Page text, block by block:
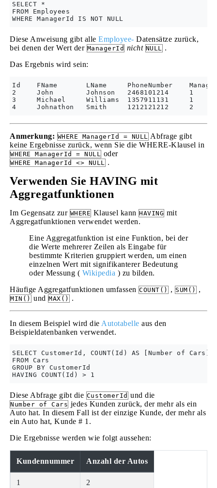
SELECT *
FROM Employees
Diese Anweisung gibt alle Employee- Datensätze zurück,
bei denen der Wert der ManagerId nicht NULL .
Das Ergebnis wird sein:
Id    FName       LName     PhoneNumber
2     John        Johnson   2468101214     1
3     Michael     Williams  1357911131     1
Anmerkung: WHERE ManagerId = NULL Abfrage gibt
keine Ergebnisse zurück, wenn Sie die WHERE-Klausel in
WHERE ManagerId = NULL oder
WHERE ManagerId <> NULL .
Verwenden Sie HAVING mit
Aggregatfunktionen
Im Gegensatz zur WHERE Klausel kann HAVING mit
Aggregatfunktionen verwendet werden.
Eine Aggregatfunktion ist eine Funktion, bei der
die Werte mehrerer Zeilen als Eingabe für
bestimmte Kriterien gruppiert werden, um einen
einzelnen Wert mit signifikanterer Bedeutung
oder Messung ( Wikipedia ) zu bilden.
Häufige Aggregatfunktionen umfassen COUNT() , SUM() ,
MIN() und MAX() .
In diesem Beispiel wird die Autotabelle aus den
Beispieldatenbanken verwendet.
SELECT CustomerId, COUNT(Id) AS [Number of Cars]
FROM Cars
GROUP BY CustomerId
Diese Abfrage gibt die CustomerId und die
Number of Cars jedes Kunden zurück, der mehr als ein
Auto hat. In diesem Fall ist der einzige Kunde, der mehr als
ein Auto hat, Kunde # 1.
Die Ergebnisse werden wie folgt aussehen:
Kundennummer Anzahl der Autos
1 2